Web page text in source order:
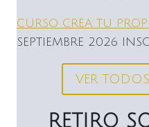
CURSO CREA TU
SEPTIEMBRE 2026
VER
RETIRO